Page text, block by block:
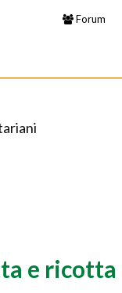
Forum
e ricotta